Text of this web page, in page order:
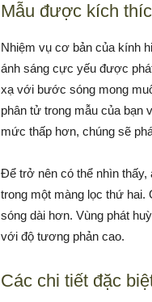
Mẫu được kích
Nhiệm vụ cơ bản của kính
ánh sáng cực yếu được
xạ với bước sóng mong
phân tử trong mẫu của
mức thấp hơn, chúng sẽ
Để trở nên có thể nhìn
trong một màng lọc thứ
sóng dài hơn. Vùng phát
với độ tương phản cao.
Các chi tiết đặc